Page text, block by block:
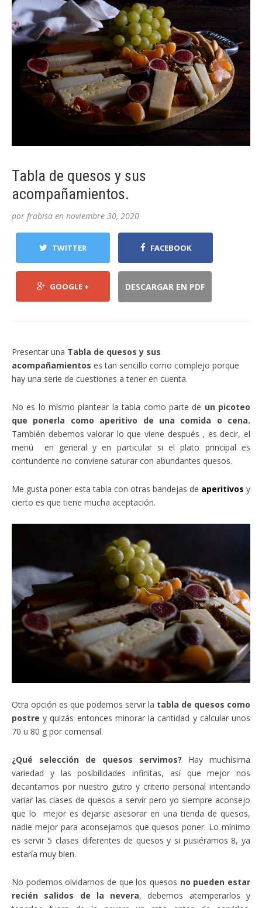
Tabla de quesos y sus
acompañamientos.
por frabisa en noviembre 30, 2020
TWITTER FACEBOOK
GOOGLE + DESCARGAR EN PDF
Presentar una Tabla de quesos y sus
acompañamientos es tan sencillo como complejo porque
hay una serie de cuestiones a tener en cuenta.
No es lo mismo plantear la tabla como parte de un picoteo
que ponerla como aperitivo de una comida o cena.
También debemos valorar lo que viene después , es decir, el
menú en general y en particular si el plato principal es
contundente no conviene saturar con abundantes quesos.
Me gusta poner esta tabla con otras bandejas de aperitivos y
cierto es que tiene mucha aceptación.
Otra opción es que podemos servir la tabla de quesos como
postre y quizás entonces minorar la cantidad y calcular unos
70 u 80 g por comensal.
¿Qué selección de quesos servimos? Hay muchísima
variedad y las posibilidades infinitas, así que mejor nos
decantamos por nuestro gutro y criterio personal intentando
variar las clases de quesos a servir pero yo siempre aconsejo
que lo mejor es dejarse asesorar en una tienda de quesos,
nadie mejor para aconsejarnos que quesos poner. Lo mínimo
es servir 5 clases diferentes de quesos y si pusiéramos 8, ya
estaría muy bien.
No podemos olvidarnos de que los quesos no pueden estar
recién salidos de la nevera, debemos atemperarlos y